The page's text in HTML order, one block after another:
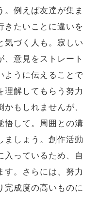
。例えば友達が集ま
きたいことに違いを
気づく人も。寂しい
意見をストレート
ように伝えることで
理解してもらう努力
もしれませんが、
悟して。周囲との溝
ましょう。創作活動
入っているため、自
す。さらには、努力
完成度の高いものに